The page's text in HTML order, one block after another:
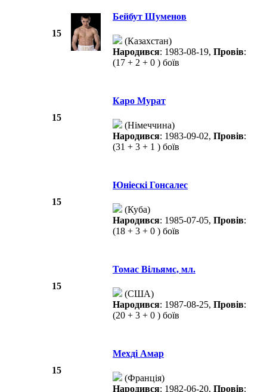
15
Бейбут Шуменов
(Казахстан)
Народився: 1983-08-19, Провів:
(17 + 2 + 0 ) боїв
15
Каро Мурат
(Німеччина)
Народився: 1983-09-02, Провів:
(31 + 3 + 1 ) боїв
15
Юніескі Гонсалес
(Куба)
Народився: 1985-07-05, Провів:
(18 + 3 + 0 ) боїв
15
Томас Вільямс, мл.
(США)
Народився: 1987-08-25, Провів:
(20 + 3 + 0 ) боїв
15
Мехді Амар
(Франція)
Народився: 1982-06-20, Провів: